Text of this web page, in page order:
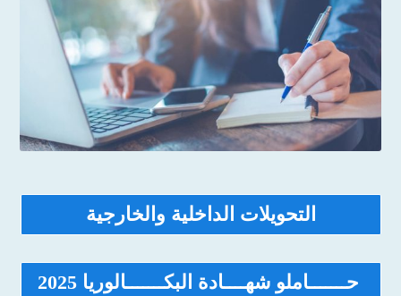
التحويلات الداخلية والخارجية
حـــــــاملو شهــــادة البكـــــــالوريا 2025